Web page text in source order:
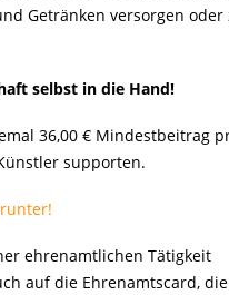
Getränken versorgen oder
selbst in die Hand!
36,00 € Mindestbeitrag
supporten.
ehrenamtlichen Tätigkeit
auf die Ehrenamtscard,